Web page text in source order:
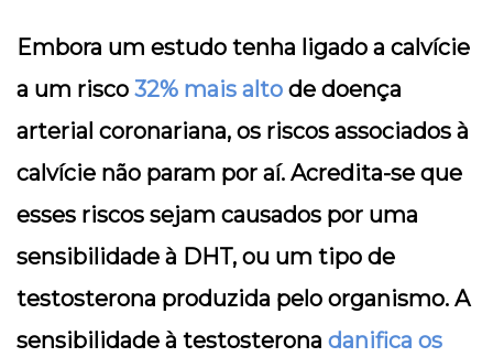
Embora um estudo tenha ligado a calvície
a um risco 32% mais alto de doença
arterial coronariana, os riscos associados à
calvície não param por aí. Acredita-se que
esses riscos sejam causados por uma
sensibilidade à DHT, ou um tipo de
testosterona produzida pelo organismo. A
sensibilidade à testosterona danifica os